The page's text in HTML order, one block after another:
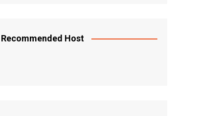
Recommended Host